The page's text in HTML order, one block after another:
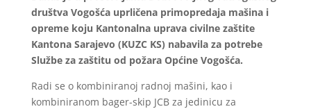
društva Vogošća uprličena primopredaja mašina i
opreme koju Kantonalna uprava civilne zaštite
Kantona Sarajevo (KUZC KS) nabavila za potrebe
Službe za zaštitu od požara Općine Vogošća.
Radi se o kombiniranoj radnoj mašini, kao i
kombiniranom bager-skip JCB za jedinicu za